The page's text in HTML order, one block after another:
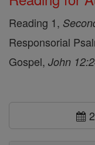
Reading 1,
Responsorial
Gospel, John